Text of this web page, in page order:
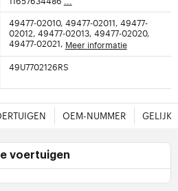
49477-02010, 49477-02011, 49477-
02012, 49477-02013, 49477-02020,
49477-02021, Meer informatie
49U7702126RS
OEM-NUMMER
voertuigen